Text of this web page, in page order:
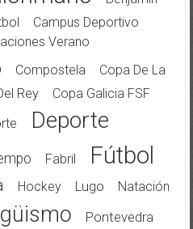
Campus Deportivo
Verano
Compostela
Copa De La
Rey
Copa Galicia FSF
Deporte
Fabril Fútbol
Hockey Lugo Natación
Pontevedra